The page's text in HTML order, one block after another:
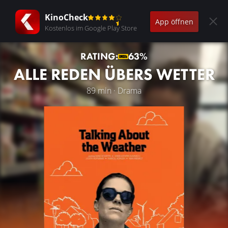
KinoCheck
Kostenlos im Google Play Store
App öffnen
RATING: 63%
ALLE REDEN ÜBERS WETTER
89 min · Drama